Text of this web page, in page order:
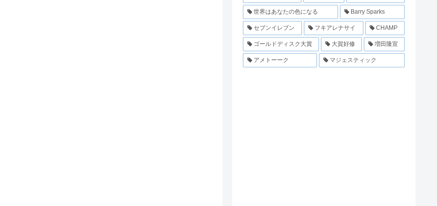
世界はあなたの色になる Barry Sparks
セブンイレブン フキアレナサイ CHAMP
ゴールドディスク大賞 大賀好修 増田隆宣
アメトーーク マジェスティック